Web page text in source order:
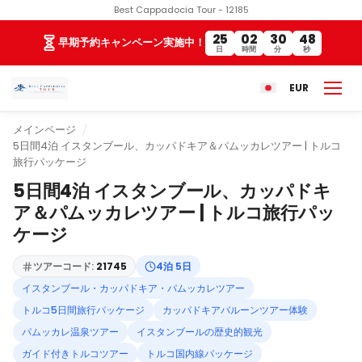
Best Cappadocia Tour - 12185
早期予約キャンペーン実施中！ 25
日
02
時間
30
分
47
秒
EUR
メインページ
5日間4泊 イスタンブール、カッパドキア＆パムッカレツアー | トルコ
旅行パッケージ
5日間4泊 イスタンブール、カッパドキ
ア＆パムッカレツアー | トルコ旅行パッ
ケージ
ツアーコード: 21745
4泊 5日
イスタンブール・カッパドキア・パムッカレツアー
トルコ5日間旅行パッケージ
カッパドキアバルーンツアー体験
パムッカレ温泉ツアー
イスタンブールの歴史的観光
ガイド付きトルコツアー
トルコ国内線パッケージ